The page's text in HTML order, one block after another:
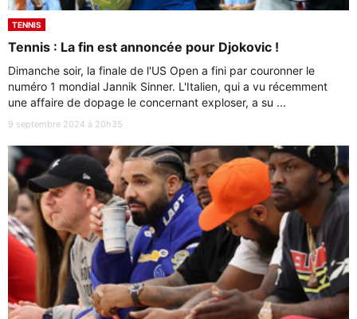
TENNIS
Tennis : La fin est annoncée pour Djokovic !
Dimanche soir, la finale de l'US Open a fini par couronner le
numéro 1 mondial Jannik Sinner. L'Italien, qui a vu récemment
une affaire de dopage le concernant exploser, a su ...
9 septembre 2024 à 20h35